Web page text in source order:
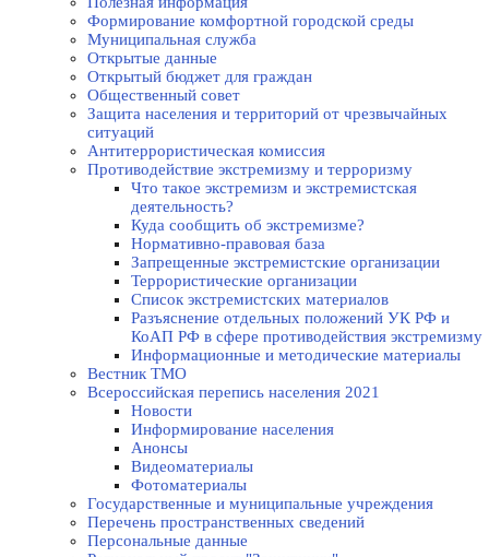
Формирование комфортной городской среды
Муниципальная служба
Открытые данные
Открытый бюджет для граждан
Общественный совет
Защита населения и территорий от чрезвычайных
ситуаций
Антитеррористическая комиссия
Противодействие экстремизму и терроризму
Что такое экстремизм и экстремистская
деятельность?
Куда сообщить об экстремизме?
Нормативно-правовая база
Запрещенные экстремистские организации
Террористические организации
Список экстремистских материалов
Разъяснение отдельных положений УК РФ и
КоАП РФ в сфере противодействия экстремизму
Информационные и методические материалы
Вестник ТМО
Всероссийская перепись населения 2021
Новости
Информирование населения
Анонсы
Видеоматериалы
Фотоматериалы
Государственные и муниципальные учреждения
Перечень пространственных сведений
Персональные данные